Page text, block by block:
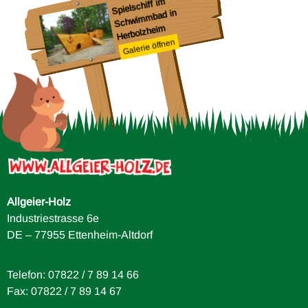
Spielschiff i
m
Schwi
m
mbad in
Herbolzhei
m
Galerie öffnen
Allgeier-Holz
Industriestrasse 6e
DE – 77955 Ettenheim-Altdorf
Telefon: 07822 / 7 89 14 66
Fax: 07822 / 7 89 14 67